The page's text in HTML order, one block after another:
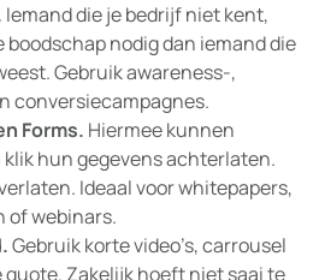
Iemand die je bedrijf niet kent,
nodig dan iemand die
Gebruik awareness-,
conversiecampagnes.
Forms. Hiermee kunnen
hun gegevens achterlaten.
Ideaal voor whitepapers,
of webinars.
Gebruik korte video’s, carrousel
quote. Zakelijk hoeft niet saai te